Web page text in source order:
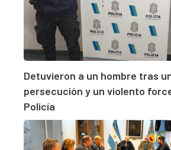
Detuvieron a un hombre tras
persecución y un violento
Policía